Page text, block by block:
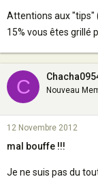
Attentions aux "tips"
15% vous êtes grillé
C Nouveau
12 Novembre 2012
mal bouffe !!!
Je ne suis pas du